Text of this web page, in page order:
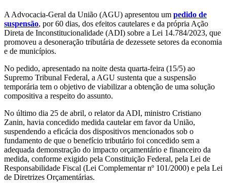
A Advocacia-Geral da União (AGU) apresentou um pedido de
suspensão, por 60 dias, dos efeitos cautelares e da própria Ação
Direta de Inconstitucionalidade (ADI) sobre a Lei 14.784/2023, que
promoveu a desoneração tributária de dezessete setores da economia
e de municípios.
No pedido, apresentado na noite desta quarta-feira (15/5) ao
Supremo Tribunal Federal, a AGU sustenta que a suspensão
temporária tem o objetivo de viabilizar a obtenção de uma solução
compositiva a respeito do assunto.
No último dia 25 de abril, o relator da ADI, ministro Cristiano
Zanin, havia concedido medida cautelar em favor da União,
suspendendo a eficácia dos dispositivos mencionados sob o
fundamento de que o benefício tributário foi concedido sem a
adequada demonstração do impacto orçamentário e financeiro da
medida, conforme exigido pela Constituição Federal, pela Lei de
Responsabilidade Fiscal (Lei Complementar nº 101/2000) e pela Lei
de Diretrizes Orçamentárias.